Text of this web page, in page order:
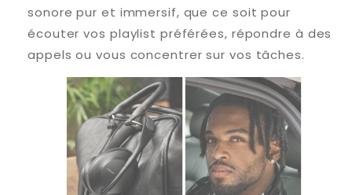
sonore pur et immersif, que ce soit pour
écouter vos playlist préférées, répondre à des
appels ou vous concentrer sur vos tâches.